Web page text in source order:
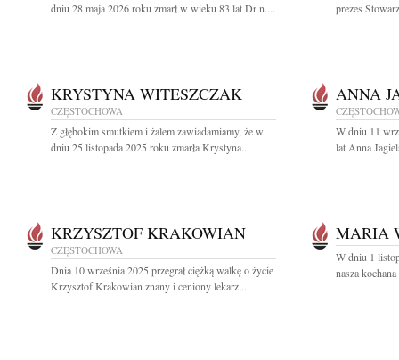
dniu 28 maja 2026 roku zmarł w wieku 83 lat Dr n....
prezes
KRYSTYNA WITESZCZAK
CZĘSTOCHOWA
Z głębokim smutkiem i żalem zawiadamiamy, że w
dniu 25 listopada 2025 roku zmarła Krystyna...
ANNA
W dniu 11
lat Anna
KRZYSZTOF KRAKOWIAN
CZĘSTOCHOWA
Dnia 10 września 2025 przegrał ciężką walkę o życie
Krzysztof Krakowian znany i ceniony lekarz,...
MARIA
W dniu 1
nasza